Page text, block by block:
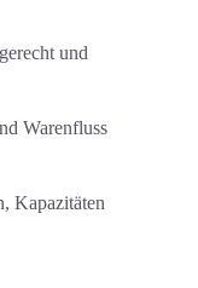
und
Warenfluss
Kapazitäten